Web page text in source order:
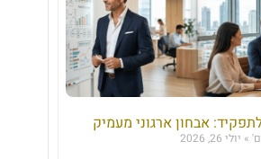
אבחון ארגוני מעמיק
יולי 26, 2026